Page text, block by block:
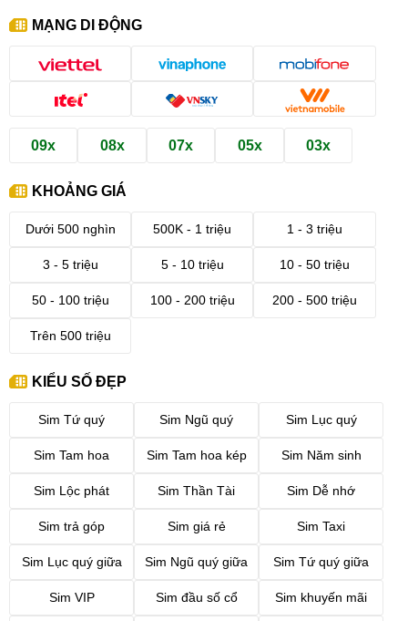
MẠNG DI ĐỘNG
09x 08x 07x 05x 03x
KHOẢNG GIÁ
Dưới 500 nghìn 500K - 1 triệu 1 - 3 triệu
3 - 5 triệu 5 - 10 triệu 10 - 50 triệu
50 - 100 triệu 100 - 200 triệu 200 - 500 triệu
Trên 500 triệu
KIỂU SỐ ĐẸP
Sim Tứ quý Sim Ngũ quý Sim Lục quý
Sim Tam hoa Sim Tam hoa kép Sim Năm sinh
Sim Lộc phát Sim Thần Tài Sim Dễ nhớ
Sim trả góp Sim giá rẻ Sim Taxi
Sim Lục quý giữa Sim Ngũ quý giữa Sim Tứ quý giữa
Sim VIP Sim đầu số cổ Sim khuyến mãi